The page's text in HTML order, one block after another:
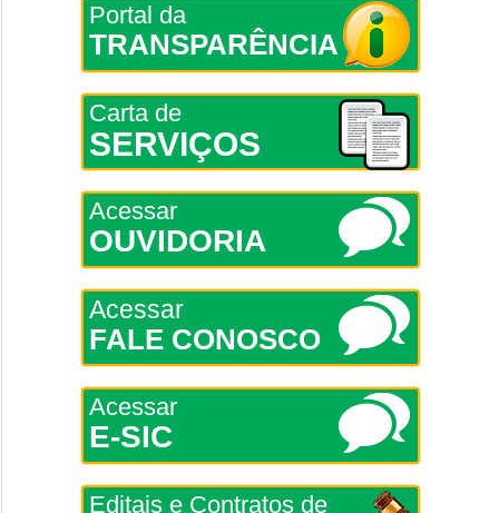
Portal da
TRANSPARÊNCIA
Carta de
SERVIÇOS
Acessar
OUVIDORIA
Acessar
FALE CONOSCO
Acessar
E-SIC
Editais e Contratos de